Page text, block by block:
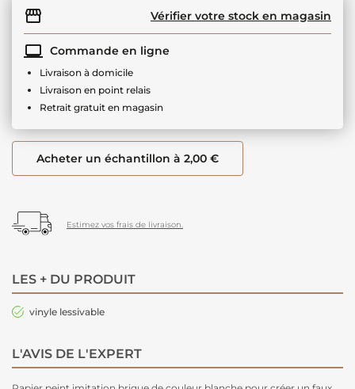
Vérifier votre stock en magasin
Commande en ligne
Livraison à domicile
Livraison en point relais
Retrait gratuit en magasin
Acheter un échantillon à 2,00 €
Estimez vos frais de livraison.
LES + DU PRODUIT
vinyle lessivable
L'AVIS DE L'EXPERT